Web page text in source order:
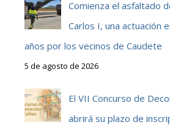
Comienza el asfaltado
Carlos I, una actuación
años por los vecinos de Caudete
5 de agosto de 2026
El VII Concurso de
abrirá su plazo de